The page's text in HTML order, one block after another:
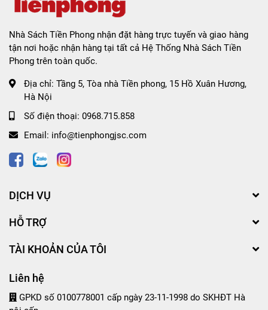
Nhà Sách Tiền Phong nhận đặt hàng trực tuyến và giao hàng
tận nơi hoặc nhận hàng tại tất cả Hệ Thống Nhà Sách Tiền
Phong trên toàn quốc.
Địa chỉ: Tầng 5, Tòa nhà Tiền phong, 15 Hồ Xuân Hương,
Hà Nội
Số điện thoại: 0968.715.858
Email: info@tienphongjsc.com
DỊCH VỤ
HỖ TRỢ
TÀI KHOẢN CỦA TÔI
Liên hệ
GPKD số 0100778001 cấp ngày 23-11-1998 do SKHĐT Hà